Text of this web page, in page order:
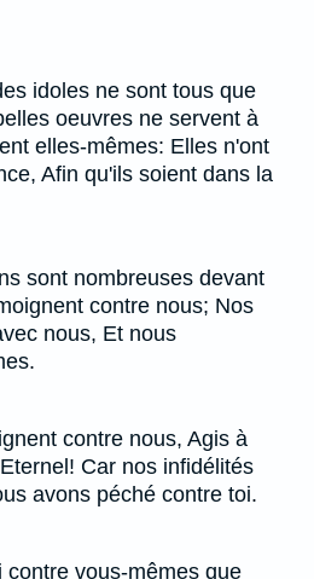
idoles ne sont tous que
oeuvres ne servent à
elles-mêmes: Elles n'ont
Afin qu'ils soient dans la
sont nombreuses devant
contre nous; Nos
nous, Et nous
contre nous, Agis à
Car nos infidélités
avons péché contre toi.
contre vous-mêmes que